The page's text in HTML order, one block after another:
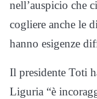
nell’auspicio che
cogliere anche le
hanno esigenze
Il presidente Toti
Liguria “è